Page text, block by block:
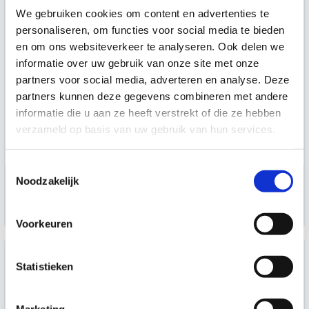
We gebruiken cookies om content en advertenties te
personaliseren, om functies voor social media te bieden
en om ons websiteverkeer te analyseren. Ook delen we
informatie over uw gebruik van onze site met onze
partners voor social media, adverteren en analyse. Deze
partners kunnen deze gegevens combineren met andere
informatie die u aan ze heeft verstrekt of die ze hebben
verzameld op basis van uw gebruik van hun services.
Noodzakelijk
Voorkeuren
Statistieken
Theraspace behandeltafel -
5 delen - Omega olive grijs